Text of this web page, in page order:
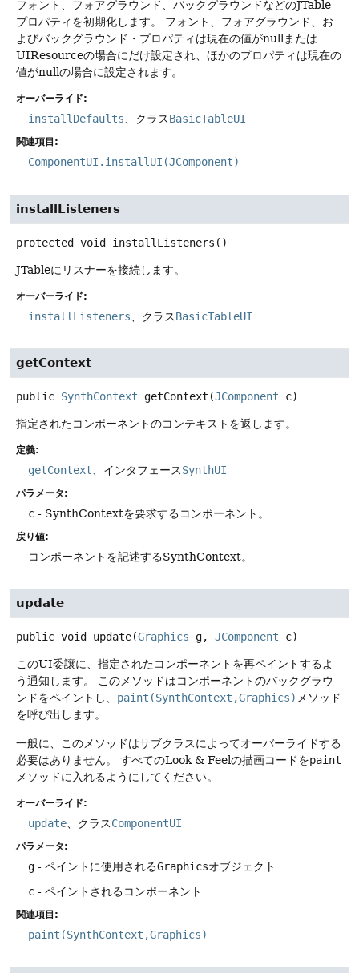
フォント、フォアグラウンド、バックグラウンドなどのJTable
プロパティを初期化します。
フォント、フォアグラウンド、お
よびバックグラウンド・プロパティは現在の値がnullまたは
UIResourceの場合にだけ設定され、ほかのプロパティは現在の
値がnullの場合に設定されます。
オーバーライド:
installDefaults、クラスBasicTableUI
関連項目:
ComponentUI.installUI(JComponent)
installListeners
protected void installListeners ()
JTableにリスナーを接続します。
オーバーライド:
installListeners 、クラスBasicTableUI
getContext
public SynthContext getContext (JComponent c)
指定されたコンポーネントのコンテキストを返します。
定義:
getContext 、インタフェースSynthUI
パラメータ:
c - SynthContextを要求するコンポーネント。
戻り値:
コンポーネントを記述するSynthContext。
update
public void update(Graphics g, JComponent c)
このUI委譲に、指定されたコンポーネントを再ペイントするよ
う通知します。
このメソッドはコンポーネントのバックグラウ
ンドをペイントし、 paint(SynthContext,Graphics) メソッド
を呼び出します。
一般に、このメソッドはサブクラスによってオーバーライドする
必要はありません。
すべてのLook & Feelの描画コードをpaint
メソッドに入れるようにしてください。
オーバーライド:
update 、クラスComponentUI
パラメータ:
g - ペイントに使用されるGraphicsオブジェクト
c - ペイントされるコンポーネント
関連項目:
paint(SynthContext,Graphics)